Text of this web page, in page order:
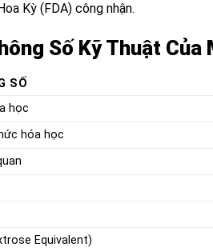
Kỳ (FDA) công nhận.
Số Kỹ Thuật
SỐ
học
hóa học
Equivalent)